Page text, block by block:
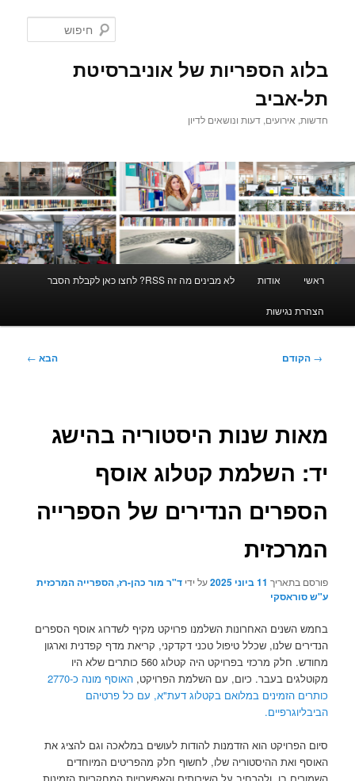
בלוג הספריות של אוניברסיטת
תל-אביב
חדשות, אירועים, דעות ונושאים לדיון
ראשי אודות לא מבינים מה זה RSS? לחצו כאן לקבלת הסבר
הצהרת נגישות
ניווט
→ הקודם הבא ←
מאות שנות היסטוריה בהישג
יד: השלמת קטלוג אוסף
הספרים הנדירים של הספרייה
המרכזית
פורסם בתאריך 11 ביוני 2025 על ידיד"ר מור כהן-רז, הספרייה המרכזית
ע"ש סוראסקי
בחמש השנים האחרונות השלמנו פרויקט מקיף לשדרוג אוסף הספרים
הנדירים שלנו, שכלל טיפול טכני דקדקני, קריאת מדף קפדנית וארגון
מחודש. חלק מרכזי בפרויקט היה קטלוג 560 כותרים שלא היו
מקוטלגים בעבר. כיום, עם השלמת הפרויקט,
האוסף מונה כ-2770
כותרים הזמינים במלואם בקטלוג דעת"א, עם כל פרטיהם
הביבליוגרפיים.
סיום הפרויקט הוא הזדמנות להודות לעושים במלאכה וגם להציג את
האוסף ואת ההיסטוריה שלו, לחשוף חלק מהפריטים המיוחדים